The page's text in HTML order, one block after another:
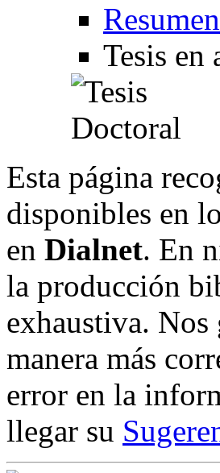
Resumen
Tesis en
Esta página
disponibles en
en Dialnet. En
la producción
exhaustiva. Nos
manera más
error en la
llegar su